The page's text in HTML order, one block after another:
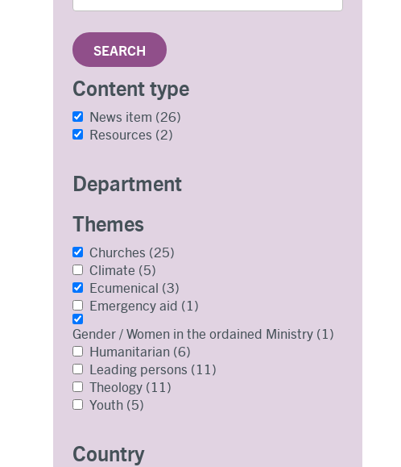
Content type
News item (26)
Resources (2)
Department
Themes
Churches (25)
Climate (5)
Ecumenical (3)
Emergency aid (1)
Gender / Women in the ordained Ministry (1)
Humanitarian (6)
Leading persons (11)
Theology (11)
Youth (5)
Country